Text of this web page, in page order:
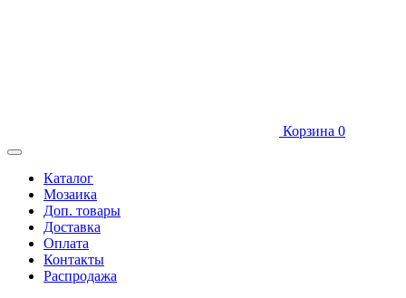
Корзина 0
Каталог
Мозаика
Доп. товары
Доставка
Оплата
Контакты
Распродажа